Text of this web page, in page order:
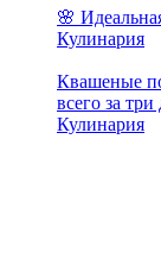
🌸
Кулинария
Квашеные
всего за
Кулинария